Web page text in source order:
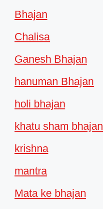
Bhajan
Chalisa
Ganesh Bhajan
hanuman Bhajan
holi bhajan
khatu sham bhajan
krishna
mantra
Mata ke bhajan